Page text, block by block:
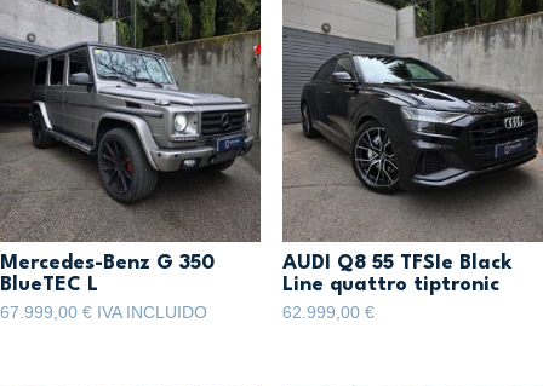
Mercedes-Benz G 350
BlueTEC L
67.999,00 € IVA INCLUIDO
AUDI Q8 55 TFSIe Black
Line quattro tiptronic
62.999,00 €